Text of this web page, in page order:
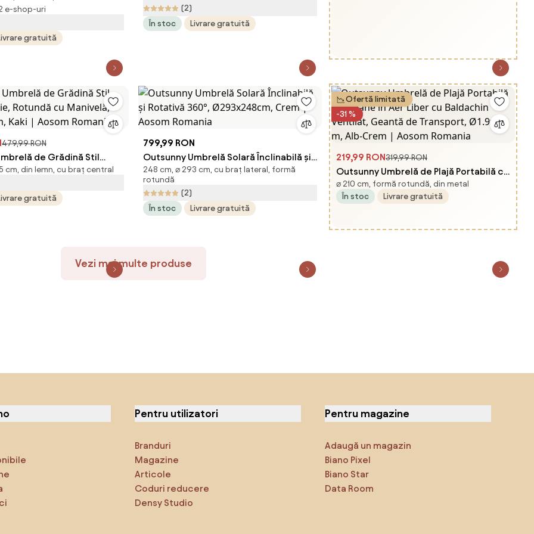
și deschidere cu
e-shop-uri
gratuită
Aosom Romania
(2)
În stoc
Livrare gratuită
479,99 RON
de Grădină Stil
Rotundă cu Manivelă,
cm, din lemn, cu braț central
gratuită
799,99 RON
Outsunny Umbrelă Solară Înclinabilă și
Rotativă 360°, Ø293x248cm, Crem |
Aosom Romania
248 cm, ⌀ 293 cm, cu braț lateral, formă
rotundă
(2)
În stoc
Livrare gratuită
Ofertă limitată
-31 %
219,99 RON319,99 RON
Outsunny Umbrelă de Plajă Portabilă cu
Volane în Aer Liber cu Baldachin
Ventilat, Geantă de Transport, Ø1.9x2.1
⌀ 210 cm, formă rotundă, din metal
În stoc
Livrare gratuită
Vezi mai multe produse
Pentru utilizatori
Branduri
Magazine
Articole
Coduri reducere
Densy Studio
Pentru magazine
Adaugă un magazin
Biano Pixel
Biano Star
Data Room